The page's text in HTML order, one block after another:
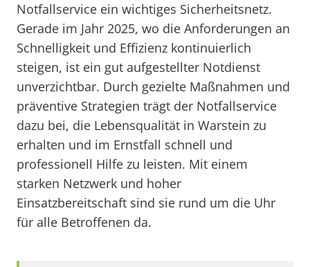
Notfallservice ein wichtiges Sicherheitsnetz.
Gerade im Jahr 2025, wo die Anforderungen an
Schnelligkeit und Effizienz kontinuierlich
steigen, ist ein gut aufgestellter Notdienst
unverzichtbar. Durch gezielte Maßnahmen und
präventive Strategien trägt der Notfallservice
dazu bei, die Lebensqualität in Warstein zu
erhalten und im Ernstfall schnell und
professionell Hilfe zu leisten. Mit einem
starken Netzwerk und hoher
Einsatzbereitschaft sind sie rund um die Uhr
für alle Betroffenen da.